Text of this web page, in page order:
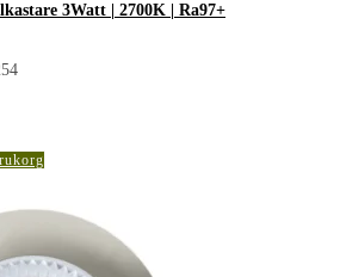
3Watt | 2700K | Ra97+